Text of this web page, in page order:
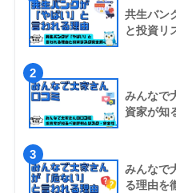
共生バン
と投資リ
2
みんなで
資家が知
3
みんなで
る理由を